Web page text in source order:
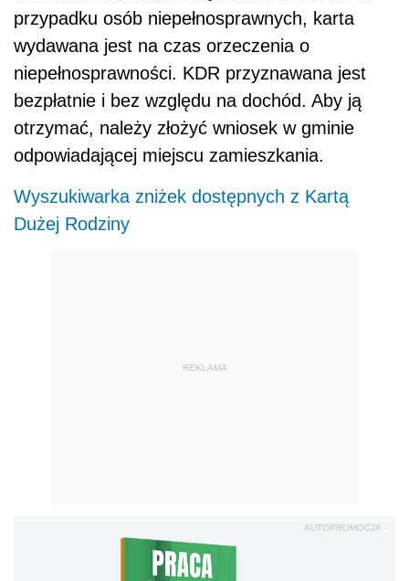
przypadku osób niepełnosprawnych, karta
wydawana jest na czas orzeczenia o
niepełnosprawności. KDR przyznawana jest
bezpłatnie i bez względu na dochód. Aby ją
otrzymać, należy złożyć wniosek w gminie
odpowiadającej miejscu zamieszkania.
Wyszukiwarka zniżek dostępnych z Kartą
Dużej Rodziny
REKLAMA
AUTOPROMOCJA